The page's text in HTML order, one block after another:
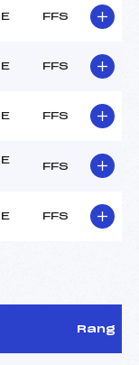
FFS
FFS
FFS
FFS
FFS
Rang